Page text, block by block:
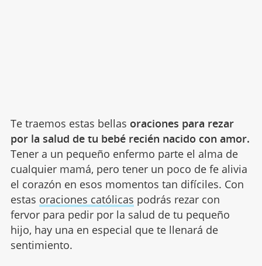
Te traemos estas bellas oraciones para rezar
por la salud de tu bebé recién nacido con amor.
Tener a un pequeño enfermo parte el alma de
cualquier mamá, pero tener un poco de fe alivia
el corazón en esos momentos tan difíciles. Con
estas oraciones católicas podrás rezar con
fervor para pedir por la salud de tu pequeño
hijo, hay una en especial que te llenará de
sentimiento.